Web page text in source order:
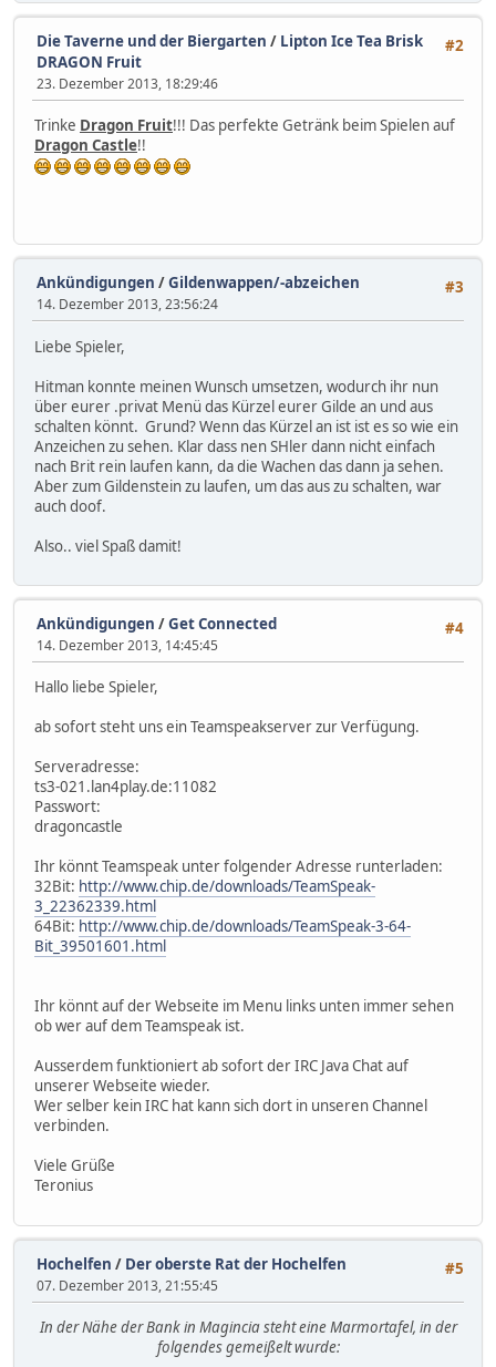
#2
Die Taverne und der Biergarten / Lipton Ice Tea Brisk
DRAGON Fruit
23. Dezember 2013, 18:29:46
Trinke Dragon Fruit!!! Das perfekte Getränk beim Spielen auf
Dragon Castle!!
#3
Ankündigungen /Gildenwappen/-abzeichen
14. Dezember 2013, 23:56:24
Liebe Spieler,
Hitman konnte meinen Wunsch umsetzen, wodurch ihr nun
über eurer .privat Menü das Kürzel eurer Gilde an und aus
schalten könnt. Grund? Wenn das Kürzel an ist ist es so wie ein
Anzeichen zu sehen. Klar dass nen SHler dann nicht einfach
nach Brit rein laufen kann, da die Wachen das dann ja sehen.
Aber zum Gildenstein zu laufen, um das aus zu schalten, war
auch doof.
Also.. viel Spaß damit!
#4
Ankündigungen /Get Connected
14. Dezember 2013, 14:45:45
Hallo liebe Spieler,
ab sofort steht uns ein Teamspeakserver zur Verfügung.
Serveradresse:
ts3-021.lan4play.de:11082
Passwort:
dragoncastle
Ihr könnt Teamspeak unter folgender Adresse runterladen:
32Bit: http://www.chip.de/downloads/TeamSpeak-
3_22362339.html
64Bit: http://www.chip.de/downloads/TeamSpeak-3-64-
Bit_39501601.html
Ihr könnt auf der Webseite im Menu links unten immer sehen
ob wer auf dem Teamspeak ist.
Ausserdem funktioniert ab sofort der IRC Java Chat auf
unserer Webseite wieder.
Wer selber kein IRC hat kann sich dort in unseren Channel
verbinden.
Viele Grüße
Teronius
#5
Hochelfen / Der oberste Rat der Hochelfen
07. Dezember 2013, 21:55:45
In der Nähe der Bank in Magincia steht eine Marmortafel, in der
folgendes gemeißelt wurde: